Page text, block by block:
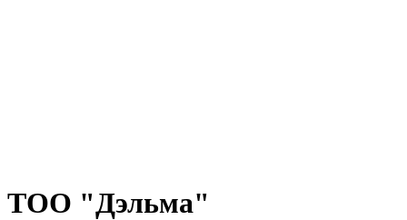
ТОО "Дэльма"